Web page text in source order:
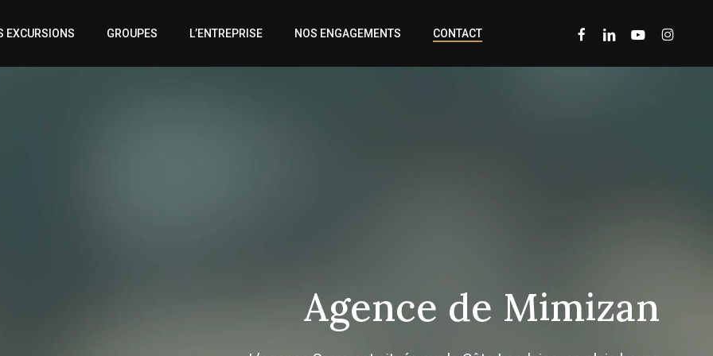
EXCURSIONS GROUPES L’ENTREPRISE NOS ENGAGEMENTS CONTACT FACEBOOKLINKEDINYOUTUBE
Agence de Mimizan